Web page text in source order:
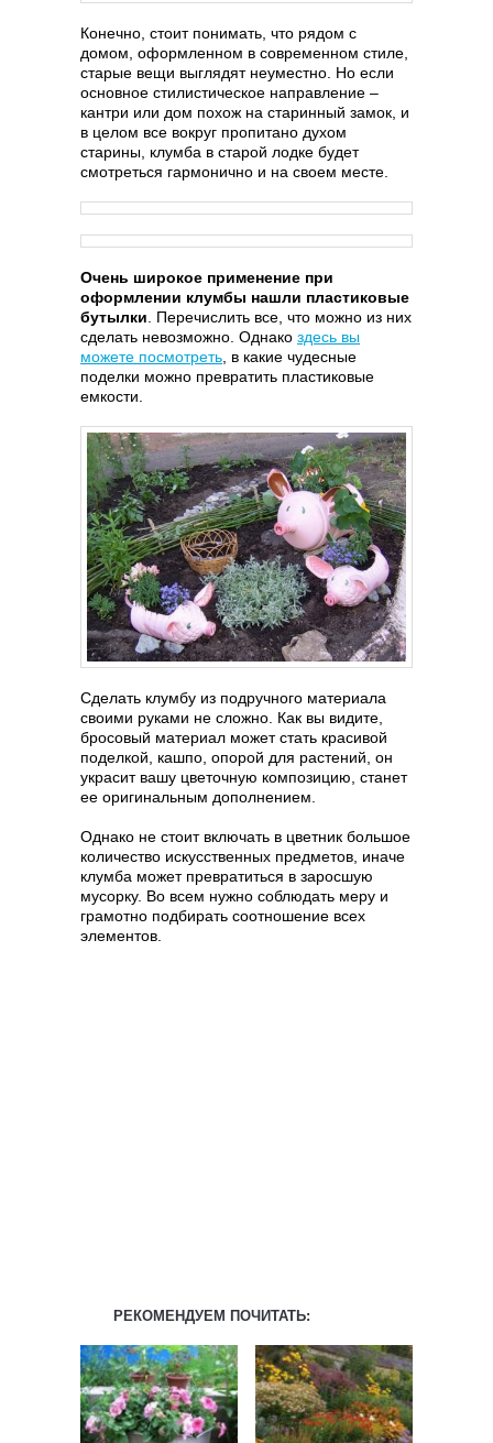
Конечно, стоит понимать, что рядом с
домом, оформленном в современном стиле,
старые вещи выглядят неуместно. Но если
основное стилистическое направление –
кантри или дом похож на старинный замок, и
в целом все вокруг пропитано духом
старины, клумба в старой лодке будет
смотреться гармонично и на своем месте.
Очень широкое применение при
оформлении клумбы нашли пластиковые
бутылки . Перечислить все, что можно из них
сделать невозможно. Однако здесь вы
можете посмотреть , в какие чудесные
поделки можно превратить пластиковые
емкости.
Сделать клумбу из подручного материала
своими руками не сложно. Как вы видите,
бросовый материал может стать красивой
поделкой, кашпо, опорой для растений, он
украсит вашу цветочную композицию, станет
ее оригинальным дополнением.
Однако не стоит включать в цветник большое
количество искусственных предметов, иначе
клумба может превратиться в заросшую
мусорку. Во всем нужно соблюдать меру и
грамотно подбирать соотношение всех
элементов.
РЕКОМЕНДУЕМ ПОЧИТАТЬ: